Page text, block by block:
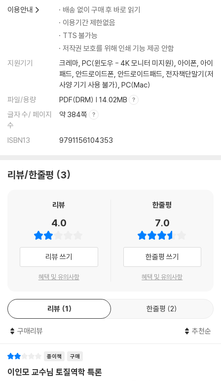
4.3 과잉간극수압 공식의 유도
4.4 Skempton 과잉간극수압의 적용성
4.5 Henkel의 과잉간극수압 공식
5.1 서 론
5.2 일차원 압밀이론
5.3 압밀시험과 지반정수의 불확정성
제6장 압밀론 II
6.1 개 괄
6.2 비선형 압밀이론
7.2 사질토의 전단강도
7.3 점성토의 전단강도
제8장 토질 소성론
8.2 극한지지력 이론
8.3 토압론
부 록
이용안내
배송 없이 구매 후 바로 읽기
이용기간 제한없음
TTS 불가능
저작권 보호를 위해 인쇄 기능 제공 안함
지원기기
크레마, PC(윈도우 - 4K 모니터 미지원), 아이폰, 아이
패드, 안드로이드폰, 안드로이드패드, 전자책단말기(저
사양 기기 사용 불가), PC(Mac)
파일/용량
PDF(DRM) | 14.02MB
글자 수/ 페이지
수
약 384쪽
ISBN13 9791156104353
리뷰/한줄평 3
리뷰
4.0
리뷰 쓰기
혜택 및 유의사항
한줄평
7.0
한줄평 쓰기
혜택 및 유의사항
리뷰 1 한줄평 2
구매리뷰 추천순
종이책 구매
이인모 교수님 토질역학 특론